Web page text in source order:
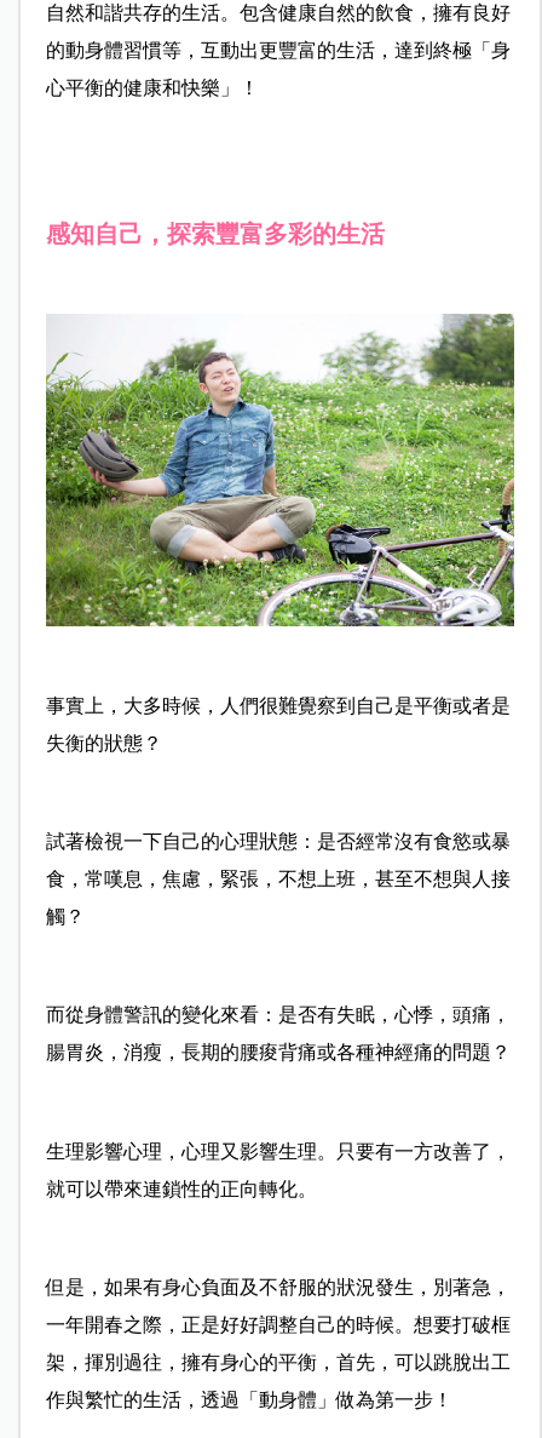
自然和諧共存的生活。包含健康自然的飲食，擁有良好
的動身體習慣等，互動出更豐富的生活，達到終極「身
心平衡的健康和快樂」！
感知自己，探索豐富多彩的生活
事實上，大多時候，人們很難覺察到自己是平衡或者是
失衡的狀態？
試著檢視一下自己的心理狀態：是否經常沒有食慾或暴
食，常嘆息，焦慮，緊張，不想上班，甚至不想與人接
觸？
而從身體警訊的變化來看：是否有失眠，心悸，頭痛，
腸胃炎，消瘦，長期的腰痠背痛或各種神經痛的問題？
生理影響心理，心理又影響生理。只要有一方改善了，
就可以帶來連鎖性的正向轉化。
但是，如果有身心負面及不舒服的狀況發生，別著急，
一年開春之際，正是好好調整自己的時候。想要打破框
架，揮別過往，擁有身心的平衡，首先，可以跳脫出工
作與繁忙的生活，透過「動身體」做為第一步！